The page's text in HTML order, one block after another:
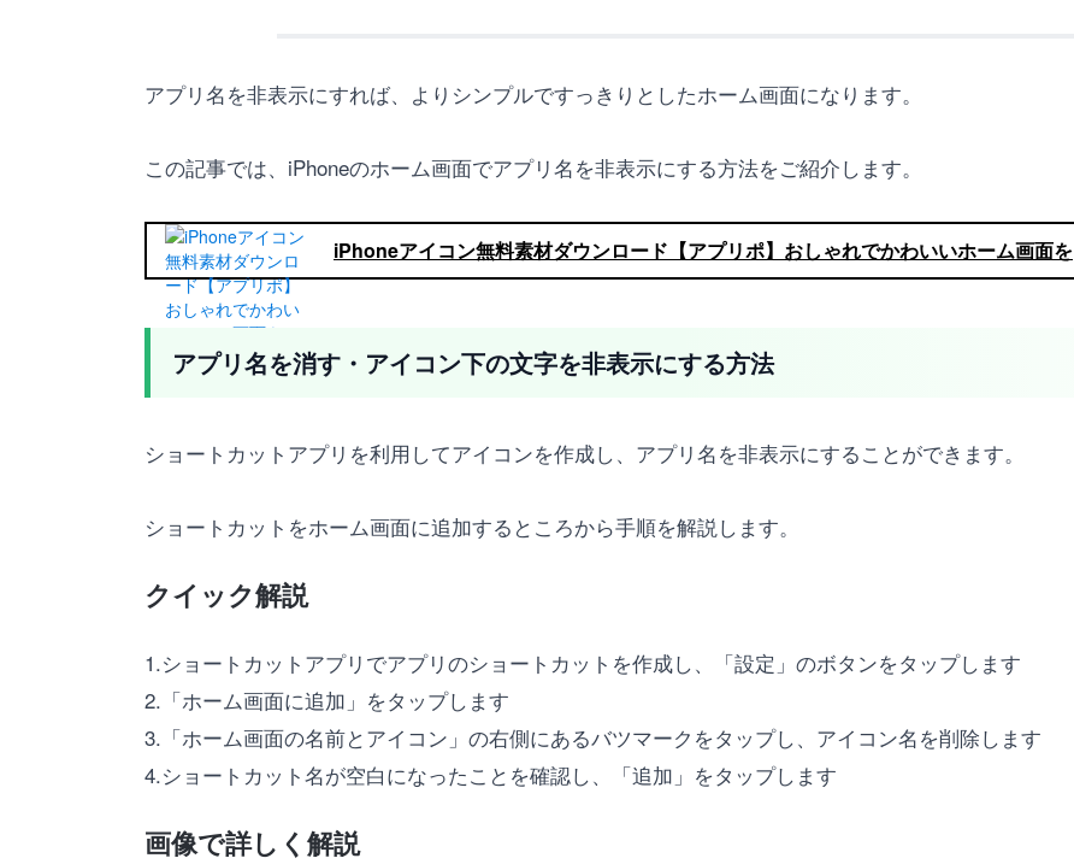
アプリ名を非表示にすれば、よりシンプルですっきりとしたホーム画面になります。
この記事では、iPhoneのホーム画面でアプリ名を非表示にする方法をご紹介します。
iPhoneアイコン無料素材ダウンロード【アプリポ】おしゃれでかわいいホーム画面を
アプリ名を消す・アイコン下の文字を非表示にする方法
ショートカットアプリを利用してアイコンを作成し、アプリ名を非表示にすることができます。
ショートカットをホーム画面に追加するところから手順を解説します。
クイック解説
1.ショートカットアプリでアプリのショートカットを作成し、「設定」のボタンをタップします
2.「ホーム画面に追加」をタップします
3.「ホーム画面の名前とアイコン」の右側にあるバツマークをタップし、アイコン名を削除します
4.ショートカット名が空白になったことを確認し、「追加」をタップします
画像で詳しく解説